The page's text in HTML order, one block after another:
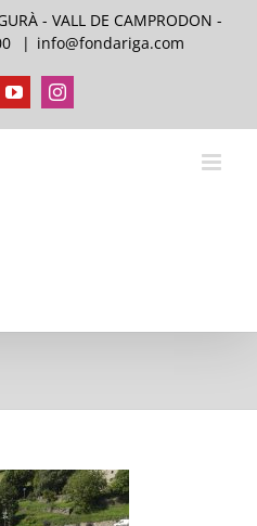
- VALL DE CAMPRODON -
| info@fondariga.com
YouTubeInstagram